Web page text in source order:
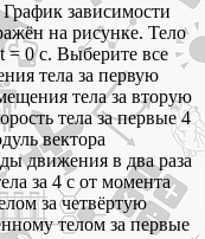
зависимости
на рисунке. Тело
= 0 с. Выберите все
тела за первую
тела за вторую
тела за первые 4
вектора
движения в два раза
за 4 с от момента
за четвёртую
телом за первые